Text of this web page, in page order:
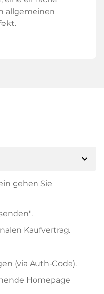
allgemeinen
expand_more
gehen Sie
Kaufvertrag.
(via Auth-Code).
Homepage